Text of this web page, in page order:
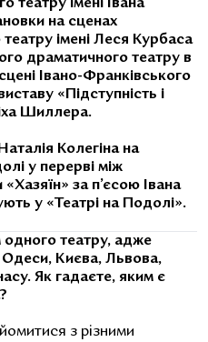
театру імені Івана
на сценах
імені Леся Курбаса
драматичного театру в
Івано-Франківського
«Підступність і
Шиллера.
Колегіна на
у перерві між
за п’єсою Івана
у «Театрі на Подолі».
одного театру, адже
Одеси, Києва, Львова,
Як гадаєте, яким є
з різними